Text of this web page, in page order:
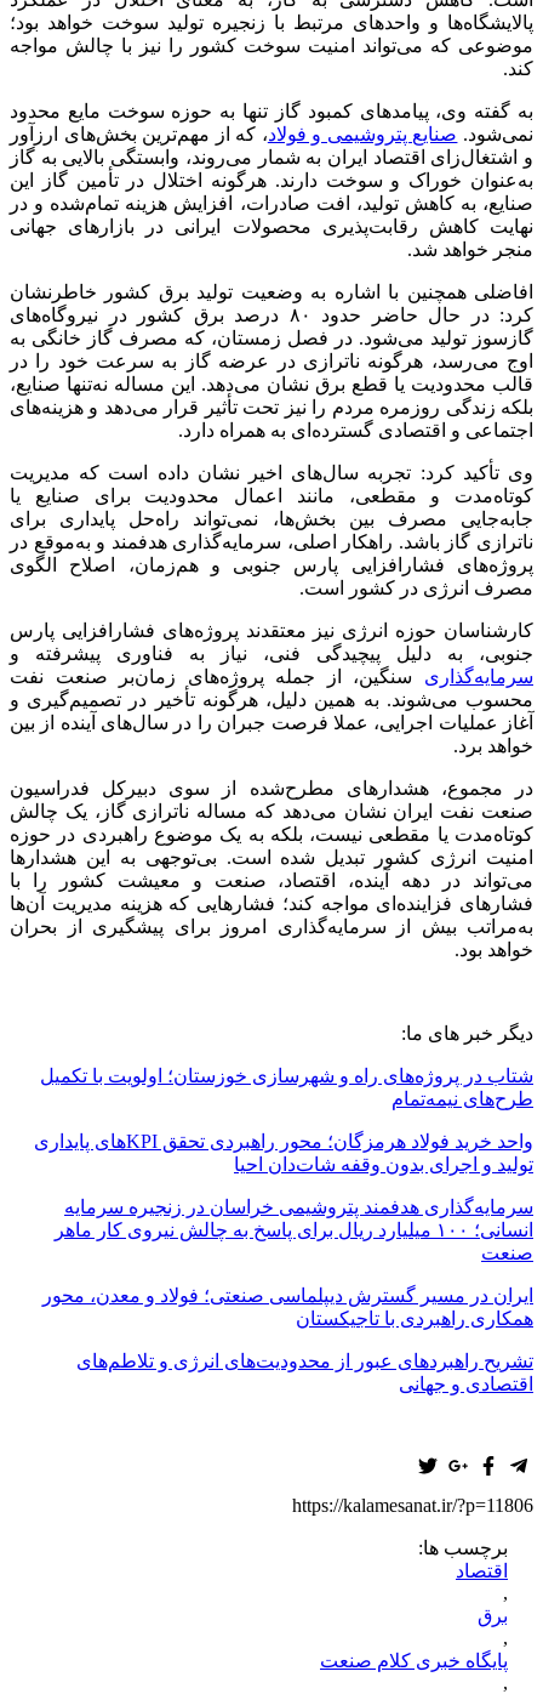
پالایشگاه‌ها و واحدهای مرتبط با زنجیره تولید سوخت خواهد بود؛
موضوعی که می‌تواند امنیت سوخت کشور را نیز با چالش مواجه
کند.
به گفته وی، پیامدهای کمبود گاز تنها به حوزه سوخت مایع محدود
نمی‌شود. صنایع پتروشیمی و فولاد، که از مهم‌ترین بخش‌های ارزآور
و اشتغال‌زای اقتصاد ایران به شمار می‌روند، وابستگی بالایی به گاز
به‌عنوان خوراک و سوخت دارند. هرگونه اختلال در تأمین گاز این
صنایع، به کاهش تولید، افت صادرات، افزایش هزینه تمام‌شده و در
نهایت کاهش رقابت‌پذیری محصولات ایرانی در بازارهای جهانی
منجر خواهد شد.
افاضلی همچنین با اشاره به وضعیت تولید برق کشور خاطرنشان
کرد: در حال حاضر حدود ۸۰ درصد برق کشور در نیروگاه‌های
گازسوز تولید می‌شود. در فصل زمستان، که مصرف گاز خانگی به
اوج می‌رسد، هرگونه ناترازی در عرضه گاز به سرعت خود را در
قالب محدودیت یا قطع برق نشان می‌دهد. این مساله نه‌تنها صنایع،
بلکه زندگی روزمره مردم را نیز تحت تأثیر قرار می‌دهد و هزینه‌های
اجتماعی و اقتصادی گسترده‌ای به همراه دارد.
وی تأکید کرد: تجربه سال‌های اخیر نشان داده است که مدیریت
کوتاه‌مدت و مقطعی، مانند اعمال محدودیت برای صنایع یا
جابه‌جایی مصرف بین بخش‌ها، نمی‌تواند راه‌حل پایداری برای
ناترازی گاز باشد. راهکار اصلی، سرمایه‌گذاری هدفمند و به‌موقع در
پروژه‌های فشارافزایی پارس جنوبی و هم‌زمان، اصلاح الگوی
مصرف انرژی در کشور است.
کارشناسان حوزه انرژی نیز معتقدند پروژه‌های فشارافزایی پارس
جنوبی، به دلیل پیچیدگی فنی، نیاز به فناوری پیشرفته و
سرمایه‌گذاری سنگین، از جمله پروژه‌های زمان‌بر صنعت نفت
محسوب می‌شوند. به همین دلیل، هرگونه تأخیر در تصمیم‌گیری و
آغاز عملیات اجرایی، عملا فرصت جبران را در سال‌های آینده از بین
خواهد برد.
در مجموع، هشدارهای مطرح‌شده از سوی دبیرکل فدراسیون
صنعت نفت ایران نشان می‌دهد که مساله ناترازی گاز، یک چالش
کوتاه‌مدت یا مقطعی نیست، بلکه به یک موضوع راهبردی در حوزه
امنیت انرژی کشور تبدیل شده است. بی‌توجهی به این هشدارها
می‌تواند در دهه آینده، اقتصاد، صنعت و معیشت کشور را با
فشارهای فزاینده‌ای مواجه کند؛ فشارهایی که هزینه مدیریت آن‌ها
به‌مراتب بیش از سرمایه‌گذاری امروز برای پیشگیری از بحران
خواهد بود.
دیگر خبر های ما:
شتاب در پروژه‌های راه و شهرسازی خوزستان؛ اولویت با تکمیل
طرح‌های نیمه‌تمام
واحد خرید فولاد هرمزگان؛ محور راهبردی تحقق KPIهای پایداری
تولید و اجرای بدون وقفه شات‌دان احیا
سرمایه‌گذاری هدفمند پتروشیمی خراسان در زنجیره سرمایه
انسانی؛ ۱۰۰ میلیارد ریال برای پاسخ به چالش نیروی کار ماهر
صنعت
ایران در مسیر گسترش دیپلماسی صنعتی؛ فولاد و معدن، محور
همکاری راهبردی با تاجیکستان
تشریح راهبردهای عبور از محدودیت‌های انرژی و تلاطم‌های
اقتصادی و جهانی
https://kalamesanat.ir/?p=11806
برچسب ها:
اقتصاد
,
برق
,
پایگاه خبری کلام صنعت
,